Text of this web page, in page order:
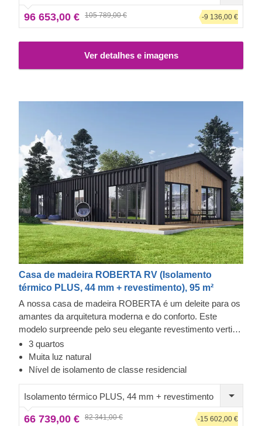
96 653,00 € 105 789,00 € -9 136,00 €
Ver detalhes e imagens
Casa de madeira ROBERTA RV (Isolamento
térmico PLUS, 44 mm + revestimento), 95 m²
A nossa casa de madeira ROBERTA é um deleite para os
amantes da arquitetura moderna e do conforto. Este
modelo surpreende pelo seu elegante revestimento vertical
e grandes janelas, mas o que conta é o interior: uma
espaçosa sala de estar e uma casa de banho para cada
quarto! Esta distribuição é ideal para famílias com crianças
dias. Aprecie o design criativo de ROBERTA e deixe-se
levar pelo luxo.
3 quartos
Muita luz natural
Nível de isolamento de classe residencial
Isolamento térmico PLUS, 44 mm + revestimento
66 739,00 € 82 341,00 € -15 602,00 €